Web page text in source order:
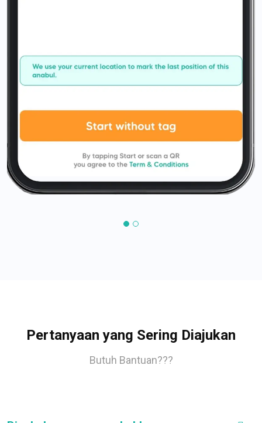
Pertanyaan yang Sering Diajukan
Butuh Bantuan???